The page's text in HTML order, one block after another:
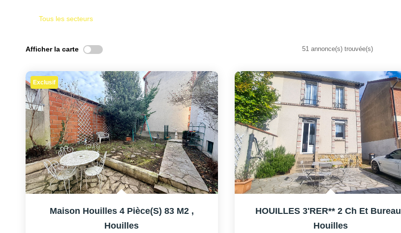
Tous les secteurs
Afficher la carte 51 annonce(s) trouvée(s)
Exclusif
Maison Houilles 4 Pièce(s) 83 M2 ,
Houilles
HOUILLES 3'RER** 2 Ch Et Bureau
Houilles